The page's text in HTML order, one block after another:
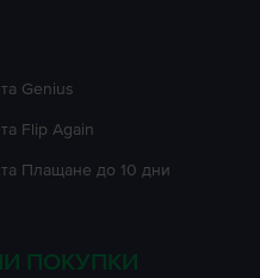
Genius
Flip Again
Плащане до 10 дни
ПОКУПКИ